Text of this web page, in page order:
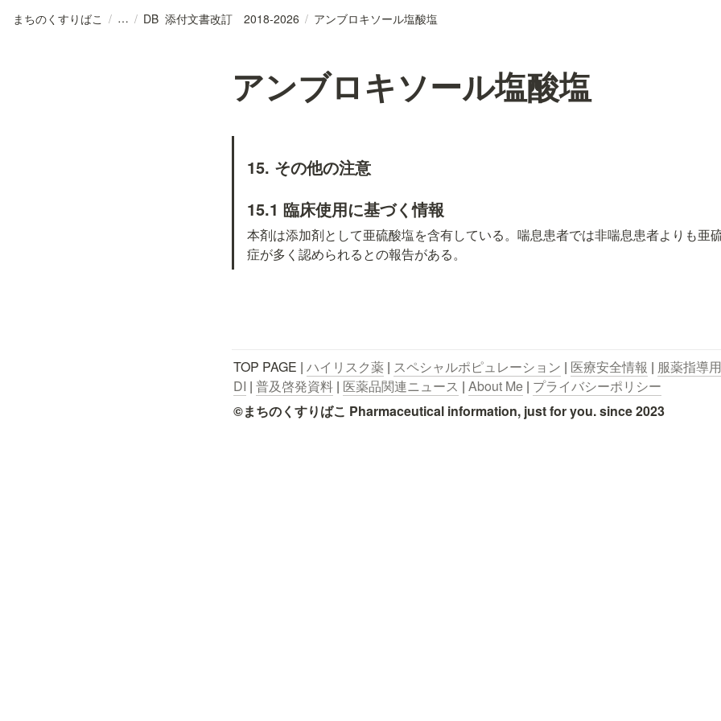
まちのくすりばこ / / DB_添付文書改訂 2018-2026 / アンブロキソール塩酸塩
アンブロキソール塩酸塩
15. その他の注意
15.1 臨床使用に基づく情報
本剤は添加剤として亜硫酸塩を含有している。喘息患者では非喘息患者よりも亜
症が多く認められるとの報告がある。
TOP PAGE | ハイリスク薬 | スペシャルポピュレーション | 医療安全情報 | 服薬指導
DI | 普及啓発資料 | 医薬品関連ニュース | About Me | プライバシーポリシー
©まちのくすりばこ Pharmaceutical information, just for you. since 2023